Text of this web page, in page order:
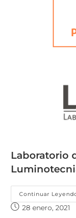
Laboratorio
Continuar
28 enero, 2021